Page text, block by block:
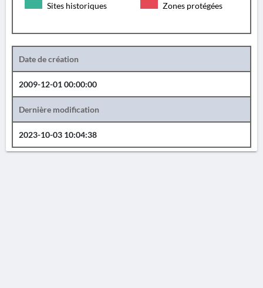
Sites historiques Zones protégées
Date de création
2009-12-01 00:00:00
Dernière modification
2023-10-03 10:04:38